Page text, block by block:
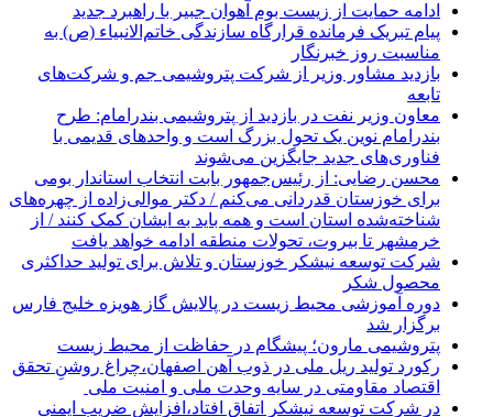
ادامه حمایت از زیست بوم آهوان جبیر با راهبرد جدید
پیام تبریک فرمانده قرارگاه سازندگی خاتم‌الانبیاء (ص) به
مناسبت روز خبرنگار
بازدید مشاور وزیر از شرکت پتروشیمی جم و شرکت‌های
تابعه
معاون وزیر نفت در بازدید از پتروشیمی بندرامام: طرح
بندرامام نوین یک تحول بزرگ است و واحدهای قدیمی با
فناوری‌های جدید جایگزین می‌شوند
محسن رضایی: از رئیس‌جمهور بابت انتخاب استاندار بومی
برای خوزستان قدردانی می‌کنم / دکتر موالی‌زاده از چهره‌های
شناخته‌شده استان است و همه باید به ایشان کمک کنند / از
خرمشهر تا بیروت، تحولات منطقه ادامه خواهد یافت
شرکت توسعه نیشکر خوزستان و تلاش برای تولید حداکثری
محصول شکر
دوره آموزشی محیط‌ زیست در پالایش گاز هویزه خلیج‌ فارس
برگزار شد
پتروشیمی مارون؛ پیشگام در حفاظت از محیط زیست
رکورد تولید ریل ملی در ذوب آهن اصفهان،چراغ روشنِ تحقق
اقتصاد مقاومتی در سایه وحدت ملی و امنیت ملی
در شرکت توسعه نیشکر اتفاق افتاد،افزایش ضریب ایمنی